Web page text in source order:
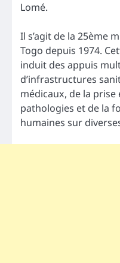
Lomé.
Il s’agit de la 25ème
Togo depuis 1974.
induit des appuis
d’infrastructures
médicaux, de la
pathologies et de la
humaines sur